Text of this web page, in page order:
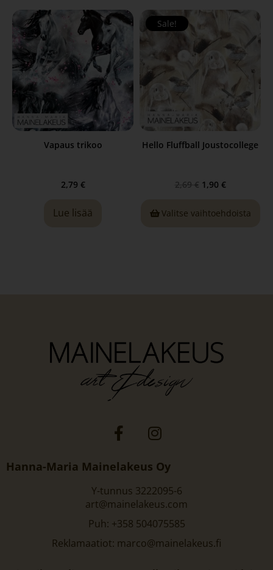
Vapaus trikoo
2,79 €
Lue lisää
Sale!
Hello Fluffball Joustocollege
2,69 € 1,90 €
Valitse vaihtoehdoista
Hanna-Maria Mainelakeus Oy
Y-tunnus 3222095-6
art@mainelakeus.com
Puh: +358 504075585
Reklamaatiot: marco@mainelakeus.fi